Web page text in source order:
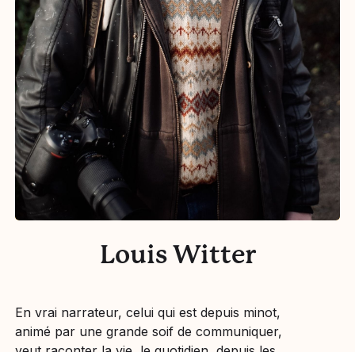
Louis Witter
En vrai narrateur, celui qui est depuis minot,
animé par une grande soif de communiquer,